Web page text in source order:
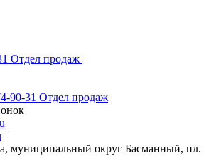
Отдел продаж
90-31 Отдел продаж
муниципальный округ Басманный,